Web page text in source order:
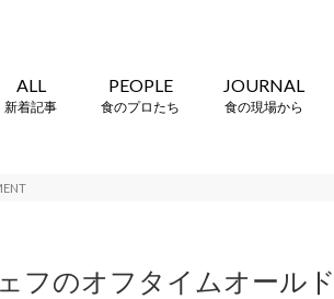
ALL
新着記事
PEOPLE
食のプロたち
JOURNAL
食の現場から
フのオフタイムオール